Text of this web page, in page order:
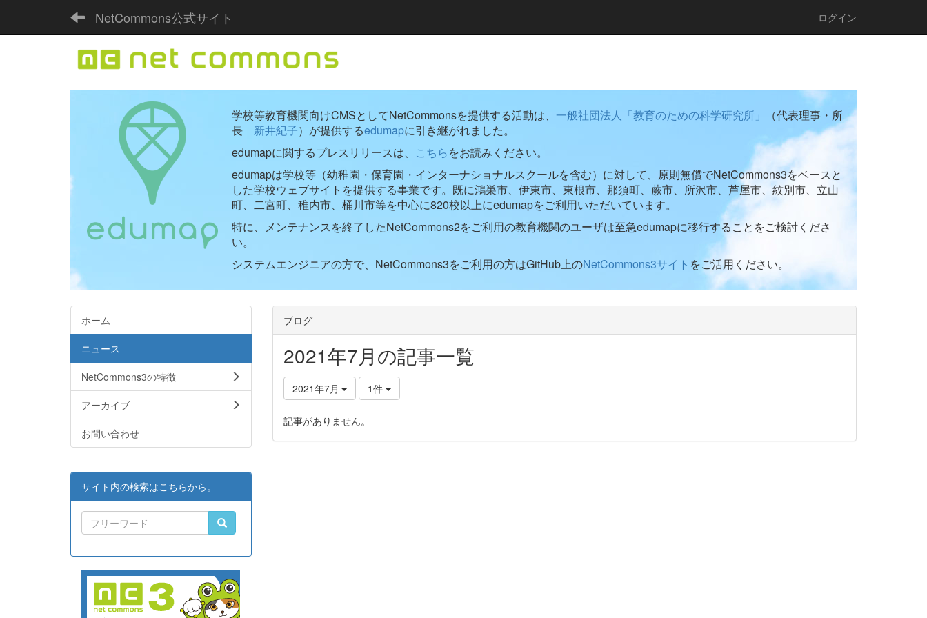
NetCommons公式サイト ログイン
学校等教育機関向けCMSとしてNetCommonsを提供する活動は、 一般社団法人「教育のための科学研究所」
（代表理事・所
長 新井紀子）が提供するedumapに引き継がれました。
edumapに関するプレスリリースは、 こちらをお読みください。
edumapは学校等（幼稚園・保育園・インターナショナルスクールを含む）に対して、原則無償でNetCommons3をベースと
した学校ウェブサイトを提供する事業です。既に鴻巣市、伊東市、東根市、那須町、蕨市、所沢市、芦屋市、紋別市、立山
町、二宮町、稚内市、桶川市等を中心に820校以上にedumapをご利用いただいています。
特に、メンテナンスを終了したNetCommons2をご利用の教育機関のユーザは至急edumapに移行することをご検討くださ
い。
システムエンジニアの方で、NetCommons3をご利用の方はGitHub上のNetCommons3サイト をご活用ください。
ブログ
2021年7月の記事一覧
2021年7月 1件
記事がありません。
ホーム
ニュース
NetCommons3の特徴
アーカイブ
お問い合わせ
サイト内の検索はこちらから。